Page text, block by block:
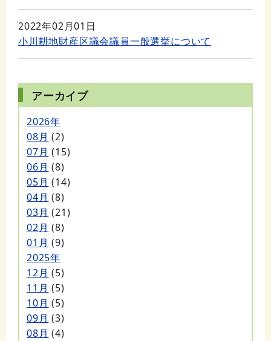
2022年02月01日
小川耕地財産区議会議員一般選挙について
アーカイブ
2026年
08月 (2)
07月 (15)
06月 (8)
05月 (14)
04月 (8)
03月 (21)
02月 (8)
01月 (9)
2025年
12月 (5)
11月 (5)
10月 (5)
09月 (3)
08月 (4)